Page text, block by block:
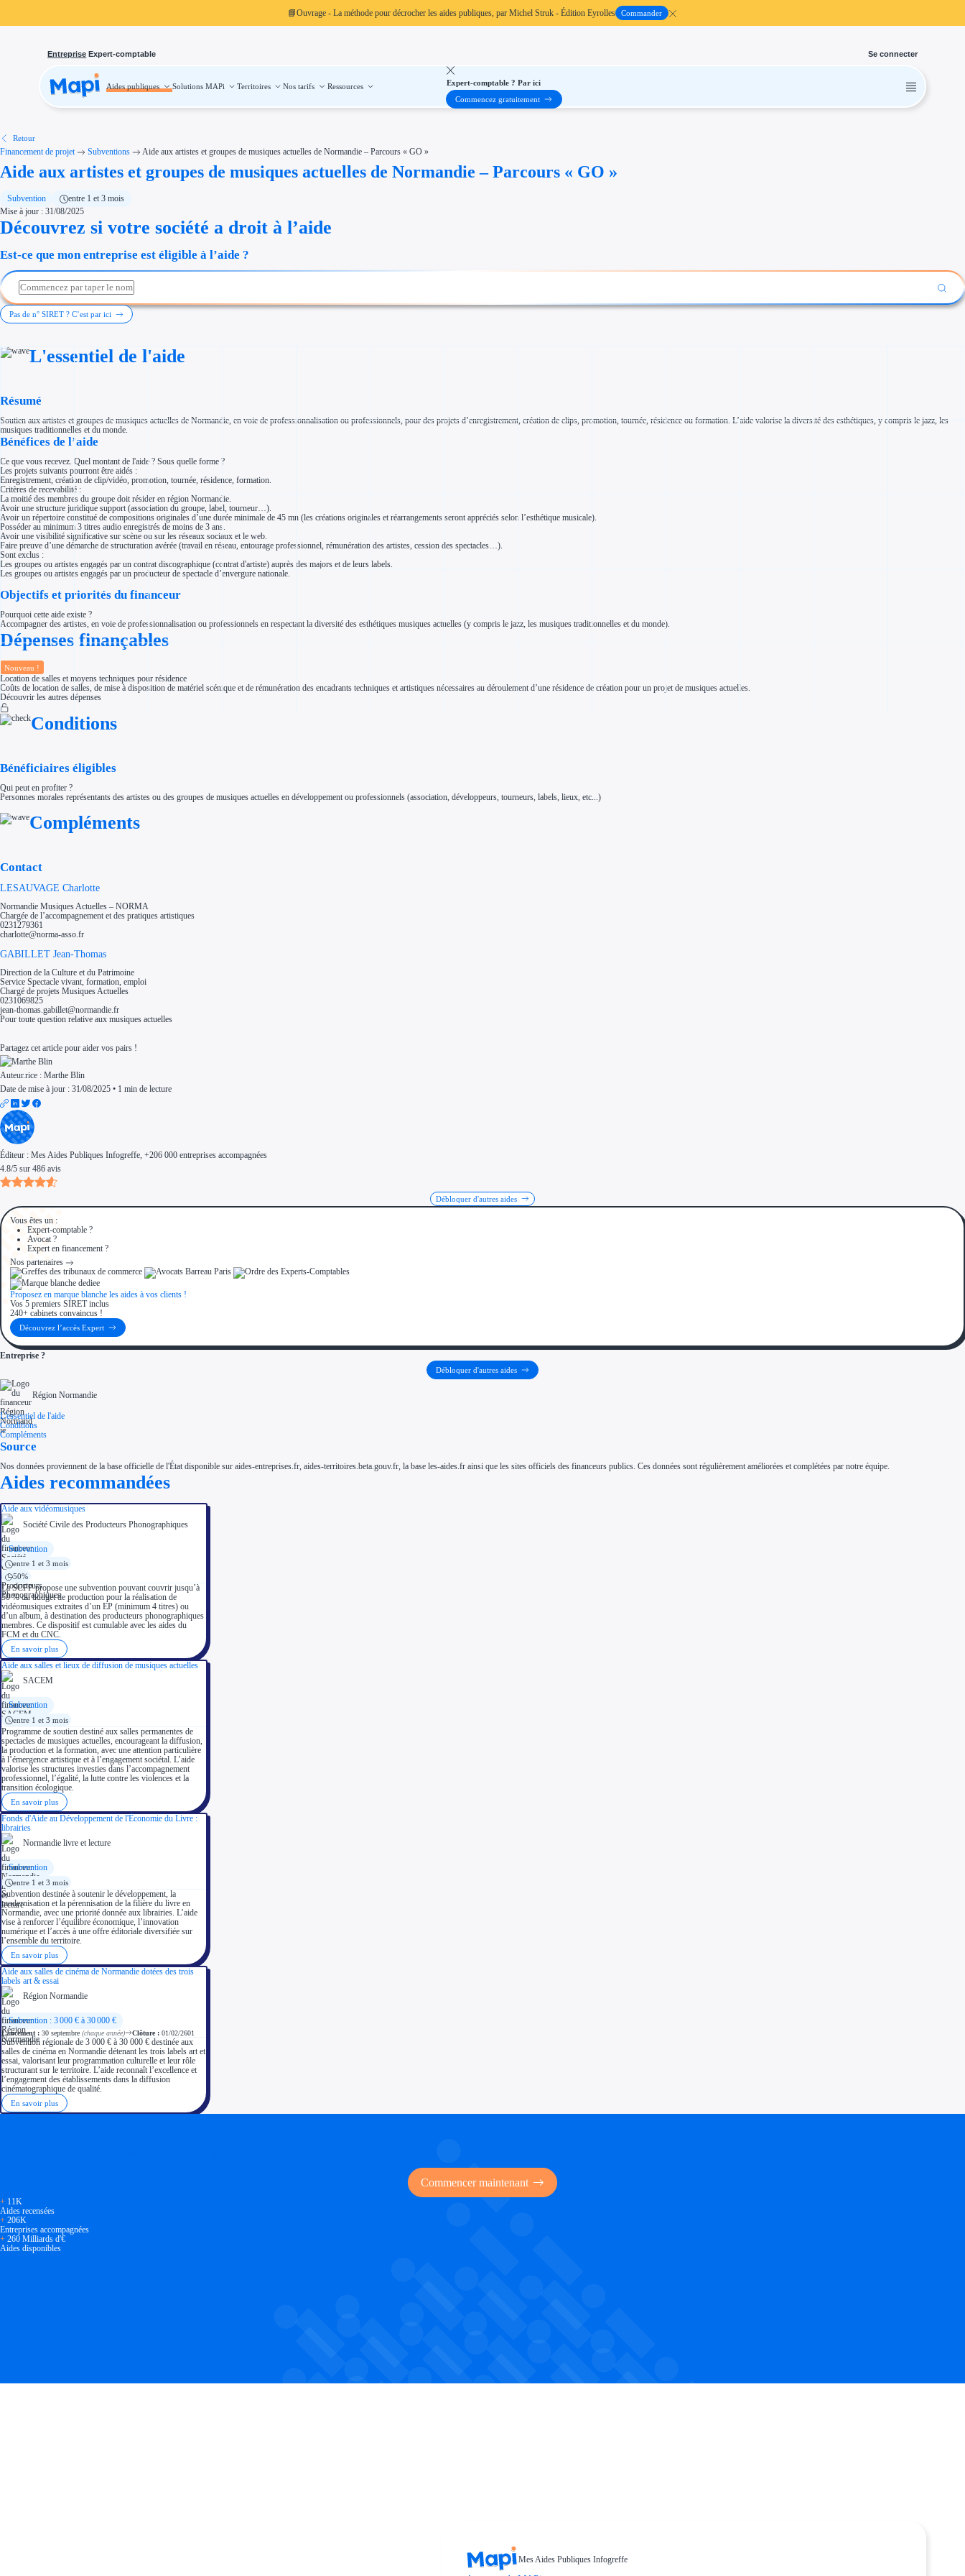
📘Ouvrage - La méthode pour décrocher les aides publiques, par Michel Struk - Édition Eyrolles Commander
Entreprise Expert-comptable Se connecter
Aides publiques Solutions MAPi Territoires Nos tarifs Ressources
Aides publiques
Investissement
Thématiques
Financement innovation
Transition écologique
Développement international
Étapes de vie
Création d'entreprise
Aides Ressources Humaines
Type de financements
Réduction des coûts
Crédits & réductions d'impôt
Exonération fiscale
Avance remboursable
Aides Bpifrance
Tous les financeurs
Solutions MAPi
Simulateur d'éligibilité
Trouvez des idées de dépenses éligibles
Quelles aides pour votre secteur ?
Ouvrage
Territoires
Régions de A à H
Aides Région Auvergne-Rhône-Alpes
Aides Région Bourgogne-Franche-Comté
Aides Région Bretagne
Aides Région Centre-Val de Loire
Aides Région Corse
Aides Région Hauts-de-France
Régions de I à P
Aides Région Île-de-France
Aides Région PACA
Aides Région Pays de la Loire
Nos tarifs
Recherche autonome
Ressources
Expert-comptable ? Par ici
Commencez gratuitement
Retour
Financement de projet Subventions Aide aux artistes et groupes de musiques actuelles de Normandie – Parcours « GO »
Aide aux artistes et groupes de musiques actuelles de Normandie – Parcours « GO »
Subvention
entre 1 et 3 mois
Mise à jour : 31/08/2025
Découvrez si votre société a droit à l’aide
Est-ce que mon entreprise est éligible à l’aide ?
Pas de n° SIRET ? C’est par ici
L'essentiel de l'aide
Résumé
Soutien aux artistes et groupes de musiques actuelles de Normandie, en voie de professionnalisation ou professionnels, pour des projets d’enregistrement, création de clips, promotion, tournée, résidence ou formation. L’aide valorise la diversité des esthétiques, y compris le jazz, les
musiques traditionnelles et du monde.
Bénéfices de l’aide
Ce que vous recevez. Quel montant de l'aide ? Sous quelle forme ?
Les projets suivants pourront être aidés :
Enregistrement, création de clip/vidéo, promotion, tournée, résidence, formation.
Critères de recevabilité :
La moitié des membres du groupe doit résider en région Normandie.
Avoir une structure juridique support (association du groupe, label, tourneur…).
Avoir un répertoire constitué de compositions originales d’une durée minimale de 45 mn (les créations originales et réarrangements seront appréciés selon l’esthétique musicale).
Posséder au minimum 3 titres audio enregistrés de moins de 3 ans.
Avoir une visibilité significative sur scène ou sur les réseaux sociaux et le web.
Faire preuve d’une démarche de structuration avérée (travail en réseau, entourage professionnel, rémunération des artistes, cession des spectacles…).
Sont exclus :
Les groupes ou artistes engagés par un contrat discographique (contrat d'artiste) auprès des majors et de leurs labels.
Les groupes ou artistes engagés par un producteur de spectacle d’envergure nationale.
Objectifs et priorités du financeur
Pourquoi cette aide existe ?
Accompagner des artistes, en voie de professionnalisation ou professionnels en respectant la diversité des esthétiques musiques actuelles (y compris le jazz, les musiques traditionnelles et du monde).
Dépenses finançables
Nouveau !
Location de salles et moyens techniques pour résidence
Coûts de location de salles, de mise à disposition de matériel scénique et de rémunération des encadrants techniques et artistiques nécessaires au déroulement d’une résidence de création pour un projet de musiques actuelles.
Découvrir les autres dépenses
Conditions
Bénéficiaires éligibles
Qui peut en profiter ?
Personnes morales représentants des artistes ou des groupes de musiques actuelles en développement ou professionnels (association, développeurs, tourneurs, labels, lieux, etc...)
Compléments
Contact
LESAUVAGE Charlotte
Normandie Musiques Actuelles – NORMA
Chargée de l’accompagnement et des pratiques artistiques
0231279361
charlotte@norma-asso.fr
GABILLET Jean-Thomas
Direction de la Culture et du Patrimoine
Service Spectacle vivant, formation, emploi
Chargé de projets Musiques Actuelles
0231069825
jean-thomas.gabillet@normandie.fr
Pour toute question relative aux musiques actuelles
Partagez cet article pour aider vos pairs !
Auteur.rice : Marthe Blin
Date de mise à jour : 31/08/2025 • 1 min de lecture
Éditeur : Mes Aides Publiques Infogreffe , +206 000 entreprises accompagnées
4.8/5 sur 486 avis
Débloquer d'autres aides
Vous êtes un :
Expert-comptable ?
Avocat ?
Expert en financement ?
Nos partenaires
Proposez en marque blanche les aides à vos clients !
Vos 5 premiers SIRET inclus
240+ cabinets convaincus !
Découvrez l’accès Expert
Entreprise ?
Débloquer d'autres aides
Région Normandie
L'essentiel de l'aide
Conditions
Compléments
Source
Nos données proviennent de la base officielle de l'État disponible sur aides-entreprises.fr, aides-territoires.beta.gouv.fr, la base les-aides.fr ainsi que les sites officiels des financeurs publics. Ces données sont régulièrement améliorées et complétées par notre équipe.
Aides recommandées
Aide aux vidéomusiques
Société Civile des Producteurs Phonographiques
Subvention
entre 1 et 3 mois
50%
La SCPP propose une subvention pouvant couvrir jusqu’à
50 % du budget de production pour la réalisation de
vidéomusiques extraites d’un EP (minimum 4 titres) ou
d’un album, à destination des producteurs phonographiques
membres. Ce dispositif est cumulable avec les aides du
FCM et du CNC.
En savoir plus
Aide aux salles et lieux de diffusion de musiques actuelles
SACEM
Subvention
entre 1 et 3 mois
Programme de soutien destiné aux salles permanentes de
spectacles de musiques actuelles, encourageant la diffusion,
la production et la formation, avec une attention particulière
à l’émergence artistique et à l’engagement sociétal. L’aide
valorise les structures investies dans l’accompagnement
professionnel, l’égalité, la lutte contre les violences et la
transition écologique.
En savoir plus
Fonds d'Aide au Développement de l'Économie du Livre :
librairies
Normandie livre et lecture
Subvention
entre 1 et 3 mois
Subvention destinée à soutenir le développement, la
modernisation et la pérennisation de la filière du livre en
Normandie, avec une priorité donnée aux librairies. L’aide
vise à renforcer l’équilibre économique, l’innovation
numérique et l’accès à une offre éditoriale diversifiée sur
l’ensemble du territoire.
En savoir plus
Aide aux salles de cinéma de Normandie dotées des trois
labels art & essai
Région Normandie
Subvention : 3 000 € à 30 000 €
Lancement : 30 septembre (chaque année) Clôture : 01/02/2601
Subvention régionale de 3 000 € à 30 000 € destinée aux
salles de cinéma en Normandie détenant les trois labels art et
essai, valorisant leur programmation culturelle et leur rôle
structurant sur le territoire. L’aide reconnaît l’excellence et
l’engagement des établissements dans la diffusion
cinématographique de qualité.
En savoir plus
Commencer maintenant
+ 11K
Aides recensées
+ 206K
Entreprises accompagnées
+ 260 Milliards d'€
Aides disponibles
Mes Aides Publiques Infogreffe